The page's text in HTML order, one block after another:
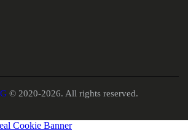
© 2020-2026. All rights reserved.
Cookie Banner